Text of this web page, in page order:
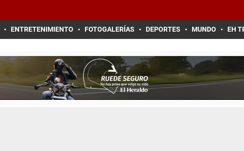
ENTRETENIMIENTO FOTOGALERÍAS DEPORTES MUNDO EH